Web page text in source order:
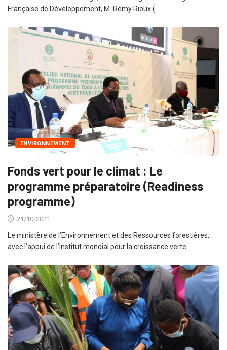
Française de Développement, M. Rémy Rioux (
ENVIRONNEMENT
Fonds vert pour le climat : Le
programme préparatoire (Readiness
programme)
21/10/2021
Le ministère de l’Environnement et des Ressources forestières,
avec l’appui de l’Institut mondial pour la croissance verte